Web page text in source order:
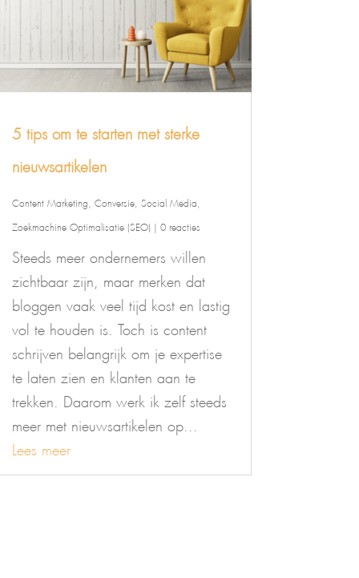
5 tips om te starten met sterke
nieuwsartikelen
Content Marketing Conversie, Social Media
Zoekmachine Optimalisatie (SEO) | 0 reacties
Steeds meer ondernemers willen
zichtbaar zijn, maar merken dat
bloggen vaak veel tijd kost en lastig
vol te houden is. Toch is content
schrijven belangrijk om je expertise
te laten zien en klanten aan te
trekken. Daarom werk ik zelf steeds
meer met nieuwsartikelen op...
Lees meer